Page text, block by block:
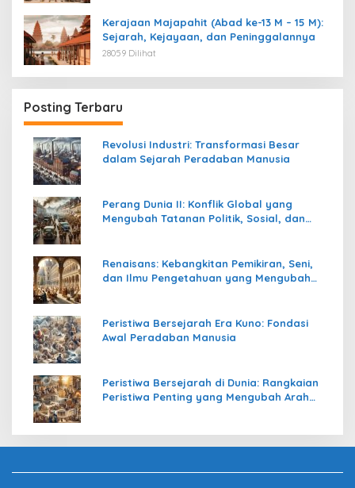
Kerajaan Majapahit (Abad ke-13 M – 15 M):
Sejarah, Kejayaan, dan Peninggalannya
28059 Dilihat
Posting Terbaru
Revolusi Industri: Transformasi Besar
dalam Sejarah Peradaban Manusia
Perang Dunia II: Konflik Global yang
Mengubah Tatanan Politik, Sosial, dan
Renaisans: Kebangkitan Pemikiran, Seni,
dan Ilmu Pengetahuan yang Mengubah
Peristiwa Bersejarah Era Kuno: Fondasi
Awal Peradaban Manusia
Peristiwa Bersejarah di Dunia: Rangkaian
Peristiwa Penting yang Mengubah Arah